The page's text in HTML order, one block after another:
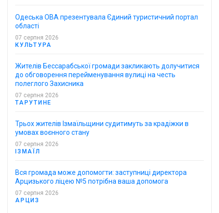
Одеська ОВА презентувала Єдиний туристичний портал
області
07 серпня 2026
КУЛЬТУРА
Жителів Бессарабської громади закликають долучитися
до обговорення перейменування вулиці на честь
полеглого Захисника
07 серпня 2026
ТАРУТИНЕ
Трьох жителів Ізмаїльщини судитимуть за крадіжки в
умовах воєнного стану
07 серпня 2026
ІЗМАЇЛ
Вся громада може допомогти: заступниці директора
Арцизького ліцею №5 потрібна ваша допомога
07 серпня 2026
АРЦИЗ